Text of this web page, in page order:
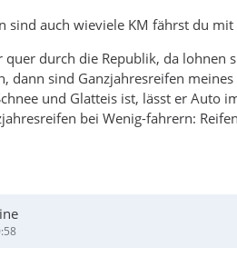
sind auch wieviele KM fährst du
quer durch die Republik, da
dann sind Ganzjahresreifen
und Glatteis ist, lässt er Auto
bei Wenig-fahrern: